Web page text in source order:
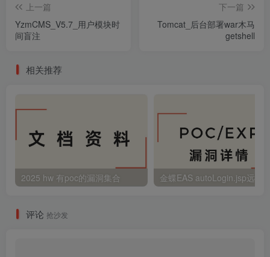
上一篇
YzmCMS_V5.7_用户模块时
间盲注
下一篇
Tomcat_后台部署war木马
getshell
相关推荐
2025 hw 有poc的漏洞集合
评论 抢沙发